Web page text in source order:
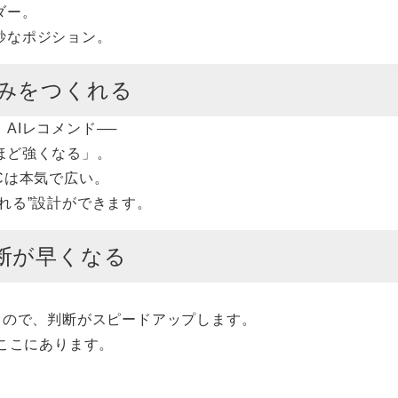
。
ポジション。
をつくれる
AIレコメンド──
強くなる」。
本気で広い。
る”設計ができます。
が早くなる
で、判断がスピードアップします。
こにあります。